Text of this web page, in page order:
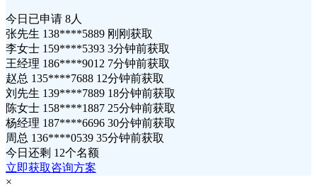
今日已申请 8人
张先生 138****5889 刚刚获取
李女士 159****5393 3分钟前获取
王经理 186****9012 7分钟前获取
赵总 135****7688 12分钟前获取
刘先生 139****7889 18分钟前获取
陈女士 158****1887 25分钟前获取
杨经理 187****6696 30分钟前获取
周总 136****0539 35分钟前获取
今日还剩 12个名额
立即获取咨询方案
×